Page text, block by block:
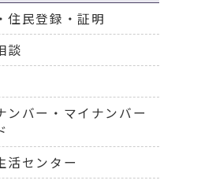
住民登録・証明
談
ンバー・マイナンバー
活センター